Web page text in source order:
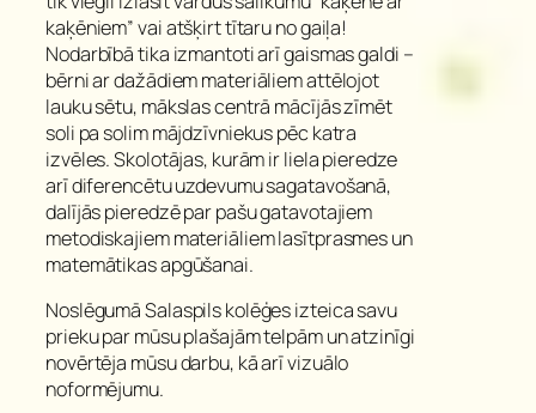
kaķēniem” vai atšķirt tītaru no gaiļa!
Nodarbībā tika izmantoti arī gaismas galdi –
bērni ar dažādiem materiāliem attēlojot
lauku sētu, mākslas centrā mācījās zīmēt
soli pa solim mājdzīvniekus pēc katra
izvēles. Skolotājas, kurām ir liela pieredze
arī diferencētu uzdevumu sagatavošanā,
dalījās pieredzē par pašu gatavotajiem
metodiskajiem materiāliem lasītprasmes un
matemātikas apgūšanai.
Noslēgumā Salaspils kolēģes izteica savu
prieku par mūsu plašajām telpām un atzinīgi
novērtēja mūsu darbu, kā arī vizuālo
noformējumu.